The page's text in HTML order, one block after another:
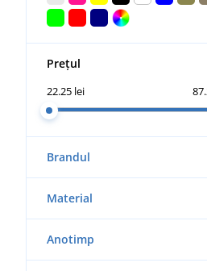
Prețul
22.25 lei
Brandul
Material
Anotimp